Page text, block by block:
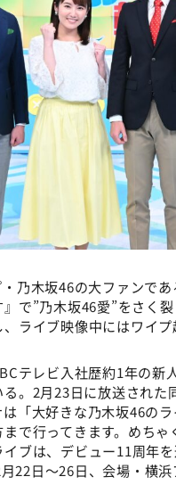
乃木坂46の大ファンで
で”乃木坂46愛”をさく
ライブ映像中にはワイ
テレビ入社歴約1年の新
。2月23日に放送され
「大好きな乃木坂46の
で行ってきます。めち
ブは、デビュー11周年
22日～26日、会場・横浜